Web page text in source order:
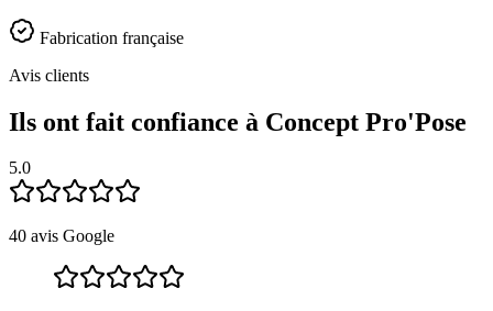
Fabrication française
Avis clients
Ils ont fait confiance à Concept Pro'Pose
5.0
40 avis Google